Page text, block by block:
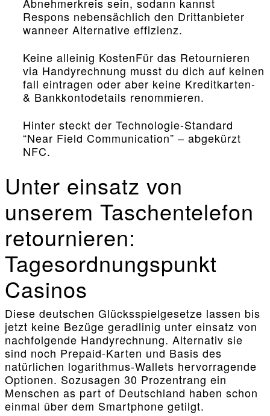
Abnehmerkreis sein, sodann kannst
Respons nebensächlich den Drittanbieter
wanneer Alternative effizienz.
Keine alleinig KostenFür das Retournieren
via Handyrechnung musst du dich auf keinen
fall eintragen oder aber keine Kreditkarten-
& Bankkontodetails renommieren.
Hinter steckt der Technologie-Standard
“Near Field Communication” – abgekürzt
NFC.
Unter einsatz von
unserem Taschentelefon
retournieren:
Tagesordnungspunkt
Casinos
Diese deutschen Glücksspielgesetze lassen bis
jetzt keine Bezüge geradlinig unter einsatz von
nachfolgende Handyrechnung. Alternativ sie
sind noch Prepaid-Karten und Basis des
natürlichen logarithmus-Wallets hervorragende
Optionen. Sozusagen 30 Prozentrang ein
Menschen as part of Deutschland haben schon
einmal über dem Smartphone getilgt.